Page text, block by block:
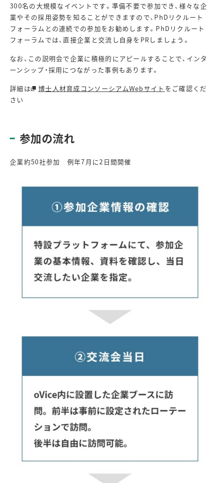
300名の大規模なイベントです。準備不要で参加でき、様々な企
業やその採用姿勢を知ることができますので、PhDリクルート
フォーラムとの連続での参加をお勧めします。PhDリクルート
フォーラムでは、直接企業と交流し自身をPRしましょう。
なお、この説明会で企業に積極的にアピールすることで、インタ
ーンシップ・採用につながった事例もあります。
詳細は
博士人材育成コンソーシアムWebサイト をご確認くだ
さい
参加の流れ
企業約50社参加 例年7月に2日間開催